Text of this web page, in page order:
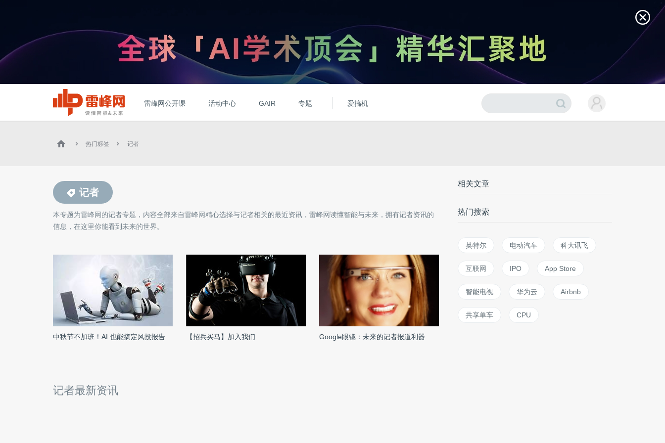
雷峰网公开课 活动中心 GAIR 专题 爱搞机
热门标签 记者
记者
本专题为雷峰网的记者专题，内容全部来自雷峰网精心选择与记者相关的最近资讯，雷峰网读懂智能与未来，拥有记者资讯的
信息，在这里你能看到未来的世界。
中秋节不加班！AI 也能搞定风投报告 【招兵买马】加入我们 Google眼镜：未来的记者报道利器
记者最新资讯
相关文章
热门搜索
英特尔 电动汽车 科大讯飞
互联网 IPO App Store
智能电视 华为云 Airbnb
共享单车 CPU